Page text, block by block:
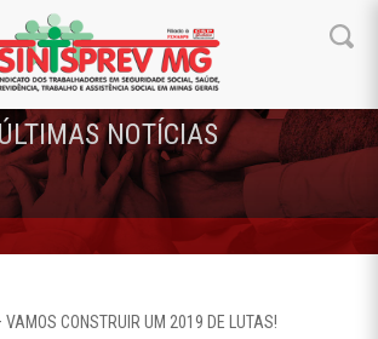
NOTÍCIAS
CONSTRUIR UM 2019 DE LUTAS!